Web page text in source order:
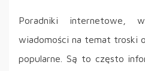
Poradniki internetowe,
wiadomości na temat troski
popularne. Są to często